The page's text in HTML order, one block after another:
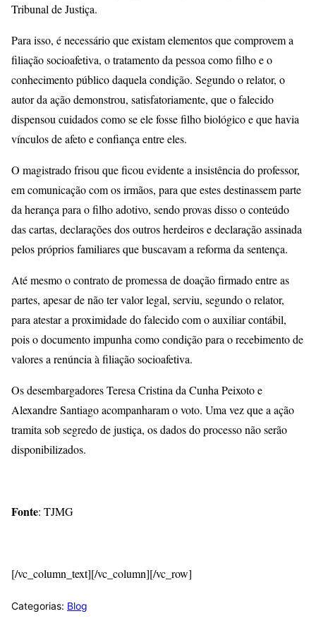
Tribunal de Justiça.
Para isso, é necessário que existam elementos que comprovem a
filiação socioafetiva, o tratamento da pessoa como filho e o
conhecimento público daquela condição. Segundo o relator, o
autor da ação demonstrou, satisfatoriamente, que o falecido
dispensou cuidados como se ele fosse filho biológico e que havia
vínculos de afeto e confiança entre eles.
O magistrado frisou que ficou evidente a insistência do professor,
em comunicação com os irmãos, para que estes destinassem parte
da herança para o filho adotivo, sendo provas disso o conteúdo
das cartas, declarações dos outros herdeiros e declaração assinada
pelos próprios familiares que buscavam a reforma da sentença.
Até mesmo o contrato de promessa de doação firmado entre as
partes, apesar de não ter valor legal, serviu, segundo o relator,
para atestar a proximidade do falecido com o auxiliar contábil,
pois o documento impunha como condição para o recebimento de
valores a renúncia à filiação socioafetiva.
Os desembargadores Teresa Cristina da Cunha Peixoto e
Alexandre Santiago acompanharam o voto. Uma vez que a ação
tramita sob segredo de justiça, os dados do processo não serão
disponibilizados.
Fonte: TJMG
[/vc_column_text][/vc_column][/vc_row]
Categorias: Blog